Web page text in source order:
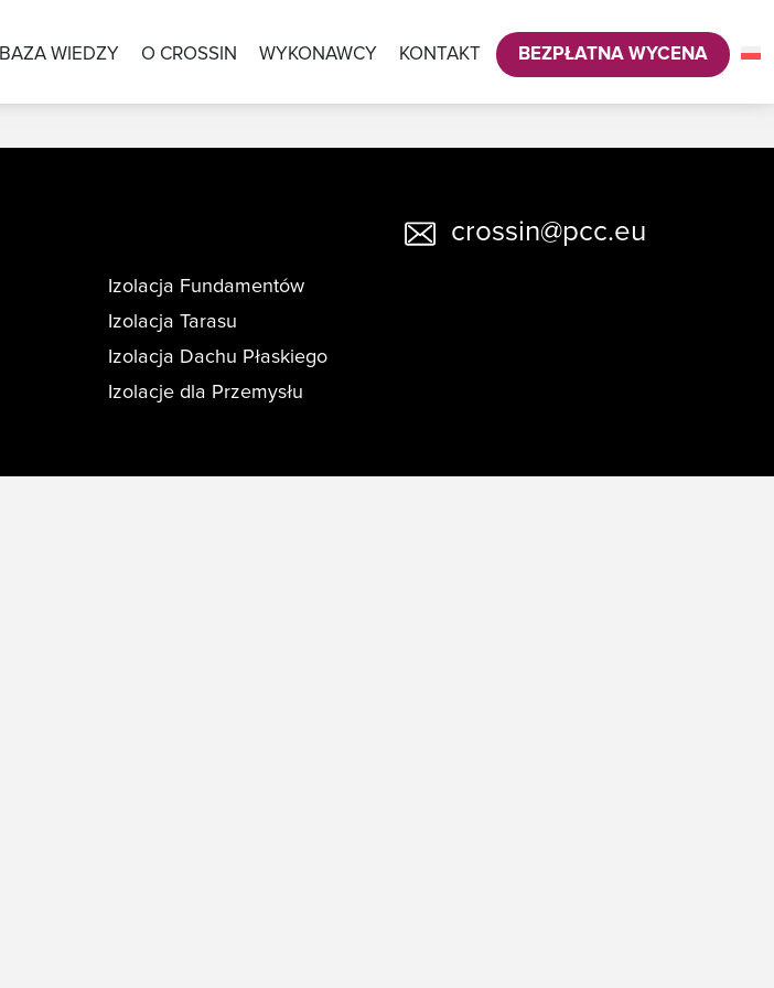
BAZA WIEDZY O CROSSIN WYKONAWCY KONTAKT BEZPŁATNA WYCENA
Izolacja Fundamentów
Izolacja Tarasu
Izolacja Dachu Płaskiego
Izolacje dla Przemysłu
crossin@pcc.eu